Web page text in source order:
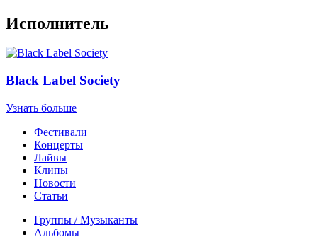
Исполнитель
Black Label Society
Узнать больше
Фестивали
Концерты
Лайвы
Клипы
Новости
Статьи
Группы / Музыканты
Альбомы